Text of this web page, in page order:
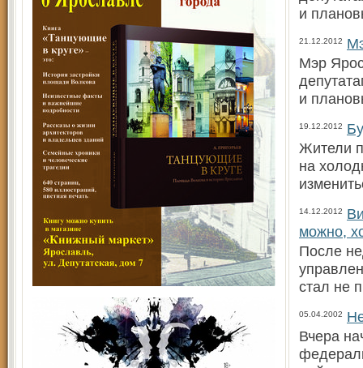
и
21.12.2012
Мэр
и
19.12.2012
Жители
на
14.12.2012
можно,
После
стал не
05.04.2002
Вчера